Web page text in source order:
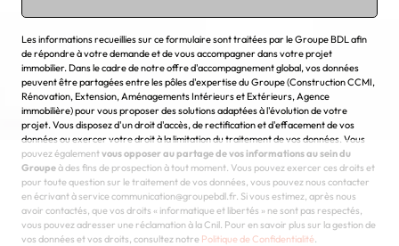
Chargement...
Les informations recueillies sur ce formulaire sont traitées par le Groupe BDL afin
de répondre à votre demande et de vous accompagner dans votre projet
immobilier. Dans le cadre de notre offre d'accompagnement global, vos données
peuvent être partagées entre les pôles d'expertise du Groupe (Construction CCMI,
Rénovation, Extension, Aménagements Intérieurs et Extérieurs, Agence
immobilière) pour vous proposer des solutions adaptées à l'évolution de votre
projet. Vous disposez d'un droit d'accès, de rectification et d'effacement de vos
données ou exercer votre droit à la limitation du traitement de vos données. Vous
pouvez égalementvous opposer au partage de vos informations au sein du
Groupeà des fins de prospection à tout moment. Vous pouvez exercer ces droits et
pour toute question sur le traitement de vos données, vous pouvez nous contacter
en écrivant à service communication@groupebdl.fr. Si vous estimez, après nous
avoir contactés, que vos droits « informatique et libertés » ne sont pas respectés,
vous pouvez adresser une réclamation à la Cnil. Pour en savoir plus sur la gestion de
vos données et vos droits, consultez notre Politique de Confidentialité.